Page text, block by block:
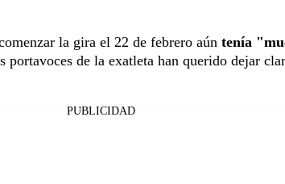
la gira el 22 de febrero aún tenía
portavoces de la exatleta han querido dejar
PUBLICIDAD